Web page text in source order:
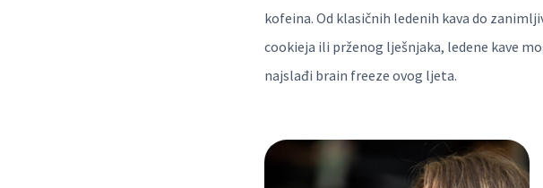
kofeina. Od klasičnih ledenih kava do
cookieja ili prženog lješnjaka, ledene kave
najslađi brain freeze ovog ljeta.